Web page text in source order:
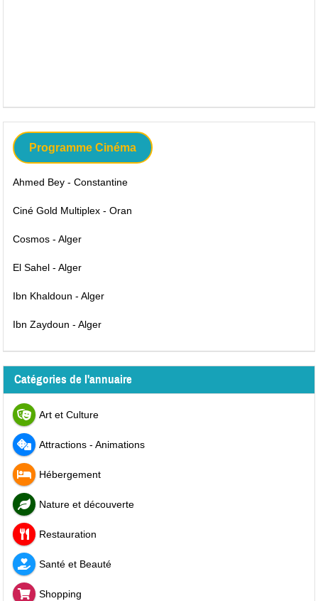
Programme Cinéma
Ahmed Bey - Constantine
Ciné Gold Multiplex - Oran
Cosmos - Alger
El Sahel - Alger
Ibn Khaldoun - Alger
Ibn Zaydoun - Alger
Catégories de l'annuaire
Art et Culture
Attractions - Animations
Hébergement
Nature et découverte
Restauration
Santé et Beauté
Shopping